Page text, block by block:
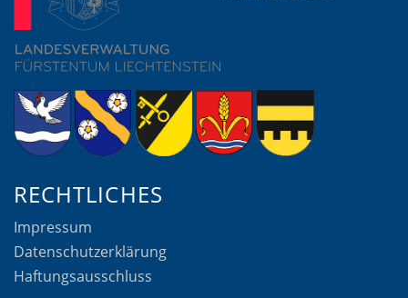
RECHTLICHES
Impressum
Datenschutzerklärung
Haftungsausschluss